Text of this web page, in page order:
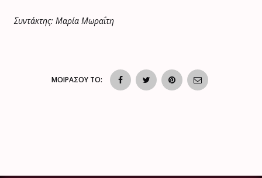
Συντάκτης: Μαρία Μωραΐτη
ΜΟΙΡΑΣΟΥ ΤΟ: